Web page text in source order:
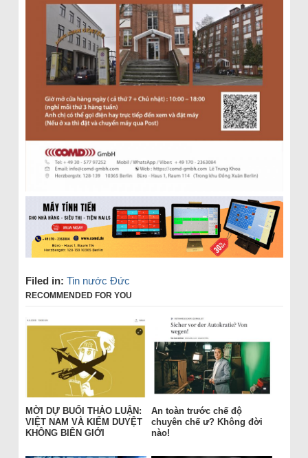
Filed in: Tin nước Đức
RECOMMENDED FOR YOU
MỜI DỰ BUỔI THẢO LUẬN:
VIỆT NAM VÀ KIỂM DUYỆT
KHÔNG BIÊN GIỚI
An toàn trước chế độ
chuyên chế ư? Không đời
nào!